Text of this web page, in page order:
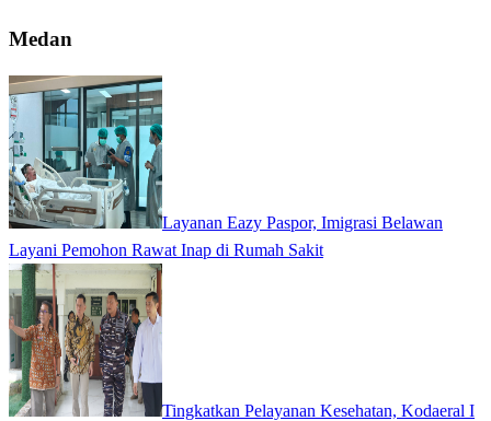
Medan
Layanan Eazy Paspor, Imigrasi Belawan
Layani Pemohon Rawat Inap di Rumah Sakit
Tingkatkan Pelayanan Kesehatan, Kodaeral I